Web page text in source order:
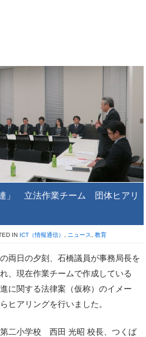
」 立法作業チーム 団体ヒアリ
IN ICT（情報通信） ニュース 教育
両日の夕刻、石橋議員が事務局長を
、現在作業チームで作成している
に関する法律案（仮称）のイメー
ヒアリングを行いました。
二小学校 西田 光昭 校長、つくば